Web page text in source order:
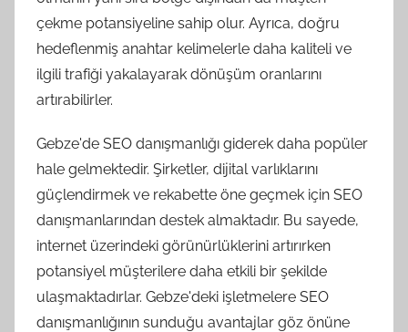
çekme potansiyeline sahip olur. Ayrıca, doğru
hedeflenmiş anahtar kelimelerle daha kaliteli ve
ilgili trafiği yakalayarak dönüşüm oranlarını
artırabilirler.
Gebze'de SEO danışmanlığı giderek daha popüler
hale gelmektedir. Şirketler, dijital varlıklarını
güçlendirmek ve rekabette öne geçmek için SEO
danışmanlarından destek almaktadır. Bu sayede,
internet üzerindeki görünürlüklerini artırırken
potansiyel müşterilere daha etkili bir şekilde
ulaşmaktadırlar. Gebze'deki işletmelere SEO
danışmanlığının sunduğu avantajlar göz önüne